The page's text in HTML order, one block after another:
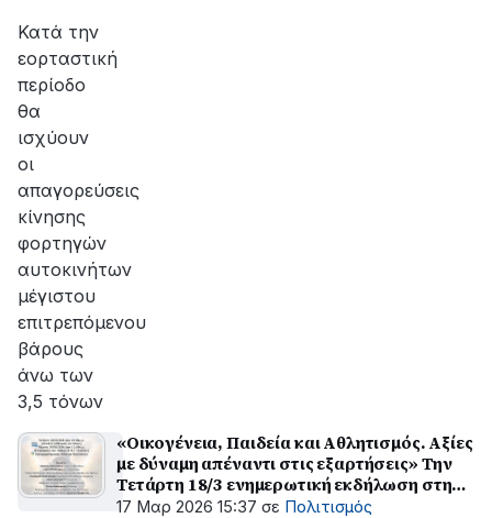
Κατά την
εορταστική
περίοδο
θα
ισχύουν
οι
απαγορεύσεις
κίνησης
φορτηγών
αυτοκινήτων
μέγιστου
επιτρεπόμενου
βάρους
άνω των
3,5 τόνων
«Οικογένεια, Παιδεία και Αθλητισμός. Αξίες
με δύναμη απέναντι στις εξαρτήσεις» Την
Τετάρτη 18/3 ενημερωτική εκδήλωση στην
Παπαχαραλάμπειο Αίθουσα
17 Μαρ 2026 15:37 σε Πολιτισμός